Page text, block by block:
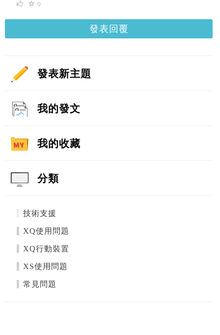
0
發表回覆
發表新主題
我的發文
我的收藏
分類
技術支援
XQ使用問題
XQ行動裝置
XS使用問題
常見問題